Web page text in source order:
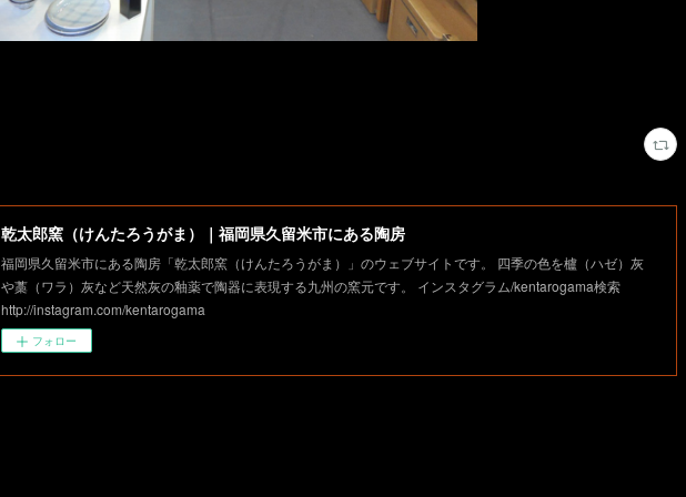
乾太郎窯（けんたろうがま）｜福岡県久留米市にある陶房
福岡県久留米市にある陶房「乾太郎窯（けんたろうがま）」のウェブサイトです。 四季の色を櫨（ハゼ）灰
や藁（ワラ）灰など天然灰の釉薬で陶器に表現する九州の窯元です。 インスタグラム/kentarogama検索
http://instagram.com/kentarogama
フォロー